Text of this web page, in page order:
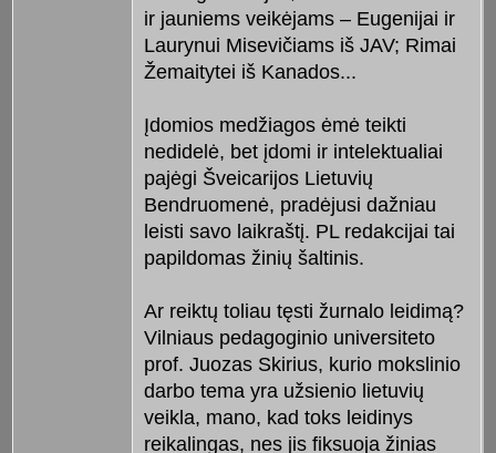
ir jauniems veikėjams – Eugenijai ir
Laurynui Misevičiams iš JAV; Rimai
Žemaitytei iš Kanados...
Įdomios medžiagos ėmė teikti
nedidelė, bet įdomi ir intelektualiai
pajėgi Šveicarijos Lietuvių
Bendruomenė, pradėjusi dažniau
leisti savo laikraštį. PL redakcijai tai
papildomas žinių šaltinis.
Ar reiktų toliau tęsti žurnalo leidimą?
Vilniaus pedagoginio universiteto
prof. Juozas Skirius, kurio mokslinio
darbo tema yra užsienio lietuvių
veikla, mano, kad toks leidinys
reikalingas, nes jis fiksuoja žinias